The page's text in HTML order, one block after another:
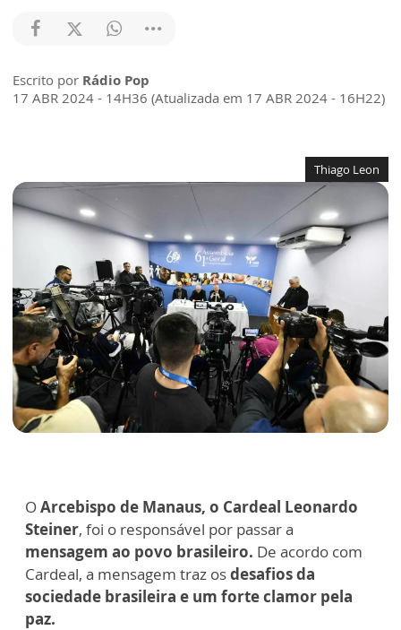
Escrito por Rádio Pop
17 ABR 2024 - 14H36 (Atualizada em 17 ABR 2024 - 16H22)
Thiago Leon
OArcebispo de Manaus, o Cardeal Leonardo
Steiner, foi o responsável por passar a
mensagem ao povo brasileiro. De acordo com
Cardeal, a mensagem traz osdesafios da
sociedade brasileira e um forte clamor pela
paz.